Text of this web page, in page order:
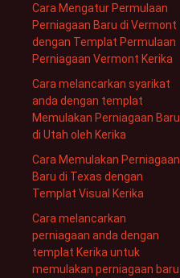
Cara Mengatur Permulaan
Perniagaan Baru di Vermont
dengan Templat Permulaan
Perniagaan Vermont Kerika
Cara melancarkan syarikat
anda dengan templat
Memulakan Perniagaan Baru
di Utah oleh Kerika
Cara Memulakan Perniagaan
Baru di Texas dengan
Templat Visual Kerika
Cara melancarkan
perniagaan anda dengan
templat Kerika untuk
memulakan perniagaan baru